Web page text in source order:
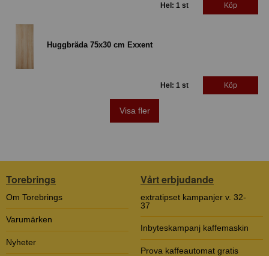
Hel: 1 st Köp
Huggbräda 75x30 cm Exxent
Hel: 1 st Köp
Visa fler
Torebrings
Om Torebrings
Varumärken
Nyheter
Vårt erbjudande
extratipset kampanjer v. 32-
37
Inbyteskampanj kaffemaskin
Prova kaffeautomat gratis